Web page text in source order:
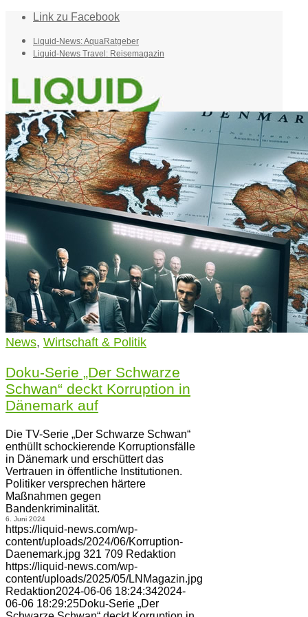
Link zu Facebook
Liquid-News: AquaRatgeber
Liquid-News Travel: Reisemagazin
Home
Menü Menü
News, Wirtschaft & Politik
Doku-Serie „Der Schwarze
Schwan“ deckt Korruption in
Dänemark auf
Die TV-Serie „Der Schwarze Schwan“
enthüllt schockierende Korruptionsfälle
in Dänemark und erschüttert das
Vertrauen in öffentliche Institutionen.
Politiker versprechen härtere
Maßnahmen gegen
Bandenkriminalität.
6. Juni 2024
https://liquid-news.com/wp-
content/uploads/2024/06/Korruption-
Daenemark.jpg 321 709 Redaktion
https://liquid-news.com/wp-
content/uploads/2025/05/LNMagazin.jpg
Redaktion2024-06-06 18:24:342024-
06-06 18:29:25Doku-Serie „Der